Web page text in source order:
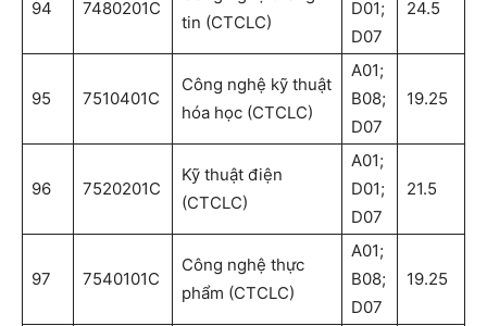
94 7480201C
tin (CTCLC)
D01;
D07
24.5
95 7510401C
Công nghệ kỹ thuật
hóa học (CTCLC)
A01;
B08;
D07
19.25
96 7520201C
Kỹ thuật điện
(CTCLC)
A01;
D01;
D07
21.5
97 7540101C
Công nghệ thực
phẩm (CTCLC)
A01;
B08;
D07
19.25